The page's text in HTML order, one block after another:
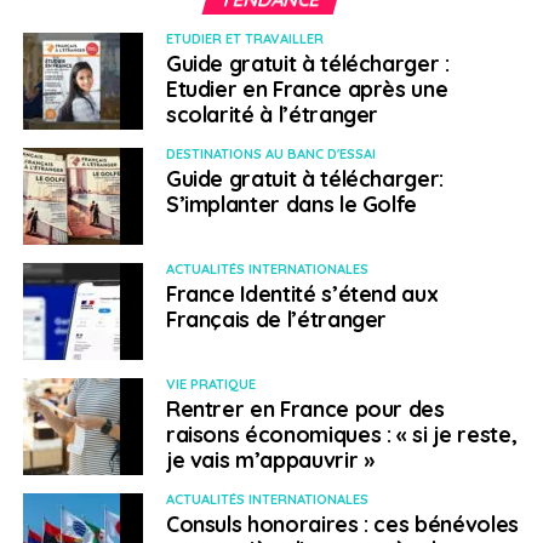
Qualité de vie
> Costa Rica
Le pays, surnommé la « Suisse verte » d’Amérique
centrale, compte plus d’un demi-million de
ressortissants étrangers sur son territoire.
Américains rêvent d’y passer leur retraite, sans doute
parce que le Costa Rica offre un environnement
particulièrement protégé dans la région, que le pays
est très occidentalisé et que son coût de la vie y est
bien plus faible qu’aux États-Unis.
Depuis l’abolition de son armée en 1949, le Costa Rica a
réaffecté son budget de la défense au financement de
l’éducation, de la santé et des retraites. Il offre à ses
résidents un système de protection sociale efficient et
ETUDIER ET TRAVAILLER
Guide gratuit à télécharger :
Etudier en France après une
scolarité à l’étranger
DESTINATIONS AU BANC D'ESSAI
Guide gratuit à télécharger:
S’implanter dans le Golfe
ACTUALITÉS INTERNATIONALES
France Identité s’étend aux
Français de l’étranger
VIE PRATIQUE
Rentrer en France pour des
raisons économiques : « si je reste,
je vais m’appauvrir »
ACTUALITÉS INTERNATIONALES
Consuls honoraires : ces bénévoles